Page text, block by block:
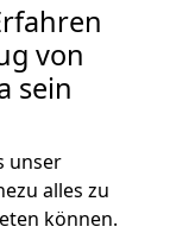
von
sein
unser
alles zu
können.